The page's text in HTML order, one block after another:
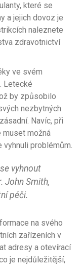
které se
a jejich dovoz je
naleznete
zdravotnictví
ve svém
Letecké
by způsobilo
nezbytných
Navíc, při
možná
vyhnuli problémům.
vyhnout
John Smith,
péči.
na svého
zařízeních v
adresy a otevírací
je nejdůležitější,